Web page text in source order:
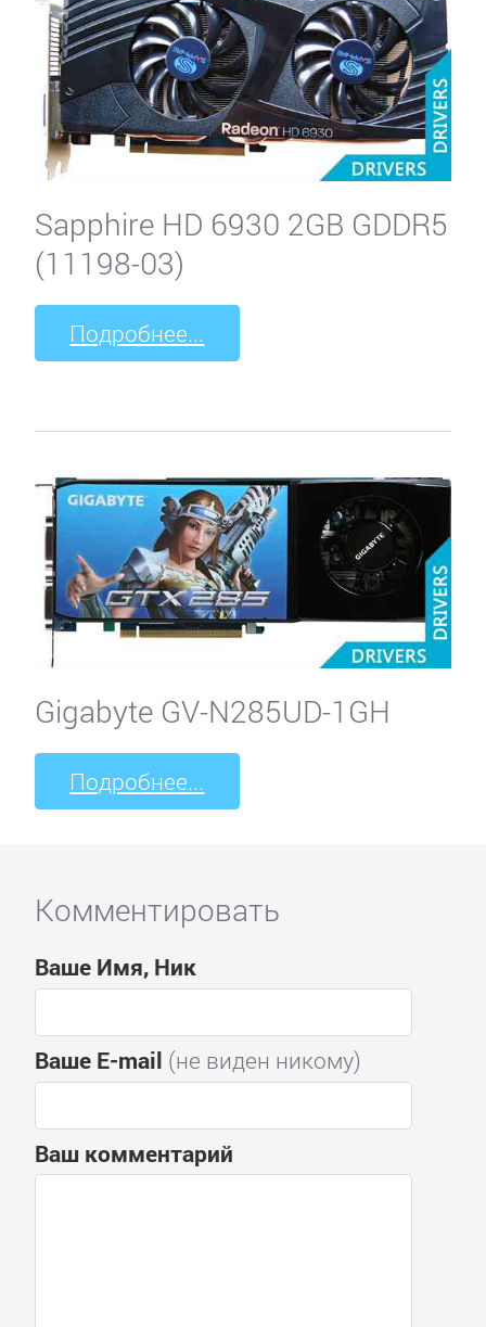
Sapphire HD 6930 2GB GDDR5
(11198-03)
Подробнее...
Gigabyte GV-N285UD-1GH
Подробнее...
Комментировать
Ваше Имя, Ник
Ваше E-mail (не виден никому)
Ваш комментарий